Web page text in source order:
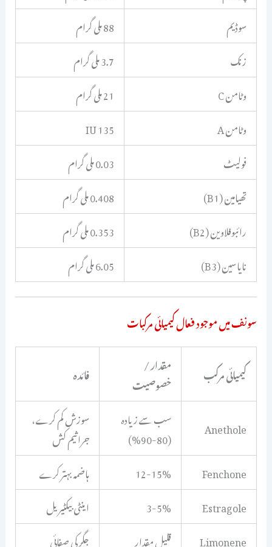
سوڈیم
88 ملی گرام
زنک
3.7 ملی گرام
وٹامن C
21 ملی گرام
وٹامن A
135 IU
فولیٹ
0.03 ملی گرام
تھیامین (B1)
0.408 ملی گرام
رائبوفلاوین (B2)
0.353 ملی گرام
نایاسین (B3)
6.05 ملی گرام
سونف میں موجود فعال کیمیائی مرکبات
کیمیائی مرکب
مقدار /
خصوصیت
فائدہ
Anethole
سب سے زیادہ
(80-90%)
سوزش کم کرے،
جراثیم کش
Fenchone
12-15%
ہاضمہ بہتر کرے
Estragole
3-5%
اینٹی بیکٹیریل
Limonene
قلیل مقدار جگر کی صفائی